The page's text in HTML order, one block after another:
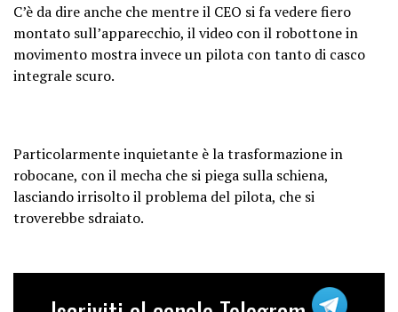
C’è da dire anche che mentre il CEO si fa vedere fiero
montato sull’apparecchio, il video con il robottone in
movimento mostra invece un pilota con tanto di casco
integrale scuro.
Particolarmente inquietante è la trasformazione in
robocane, con il mecha che si piega sulla schiena,
lasciando irrisolto il problema del pilota, che si
troverebbe sdraiato.